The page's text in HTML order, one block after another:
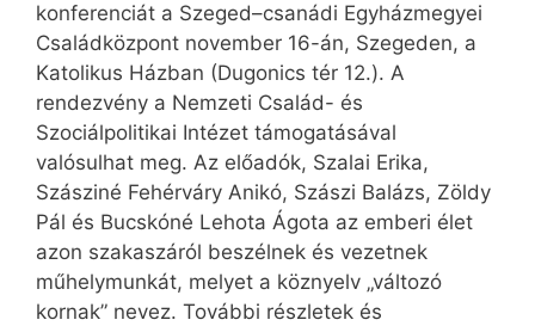
konferenciát a Szeged–csanádi Egyházmegyei
Családközpont november 16-án, Szegeden, a
Katolikus Házban (Dugonics tér 12.). A
rendezvény a Nemzeti Család- és
Szociálpolitikai Intézet támogatásával
valósulhat meg. Az előadók, Szalai Erika,
Szásziné Fehérváry Anikó, Szászi Balázs, Zöldy
Pál és Bucskóné Lehota Ágota az emberi élet
azon szakaszáról beszélnek és vezetnek
műhelymunkát, melyet a köznyelv „változó
kornak” nevez. További részletek és